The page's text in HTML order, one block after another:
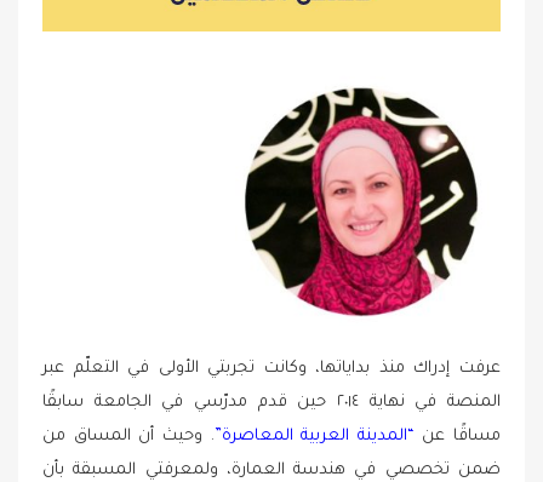
عرفت إدراك منذ بداياتها، وكانت تجربتي الأولى في التعلّم عبر
المنصة في نهاية ٢٠١٤ حين قدم مدرّسي في الجامعة سابقًا
مساقًا عن “المدينة العربية المعاصرة” . وحيث أن المساق من
ضمن تخصصي في هندسة العمارة، ولمعرفتي المسبقة بأن